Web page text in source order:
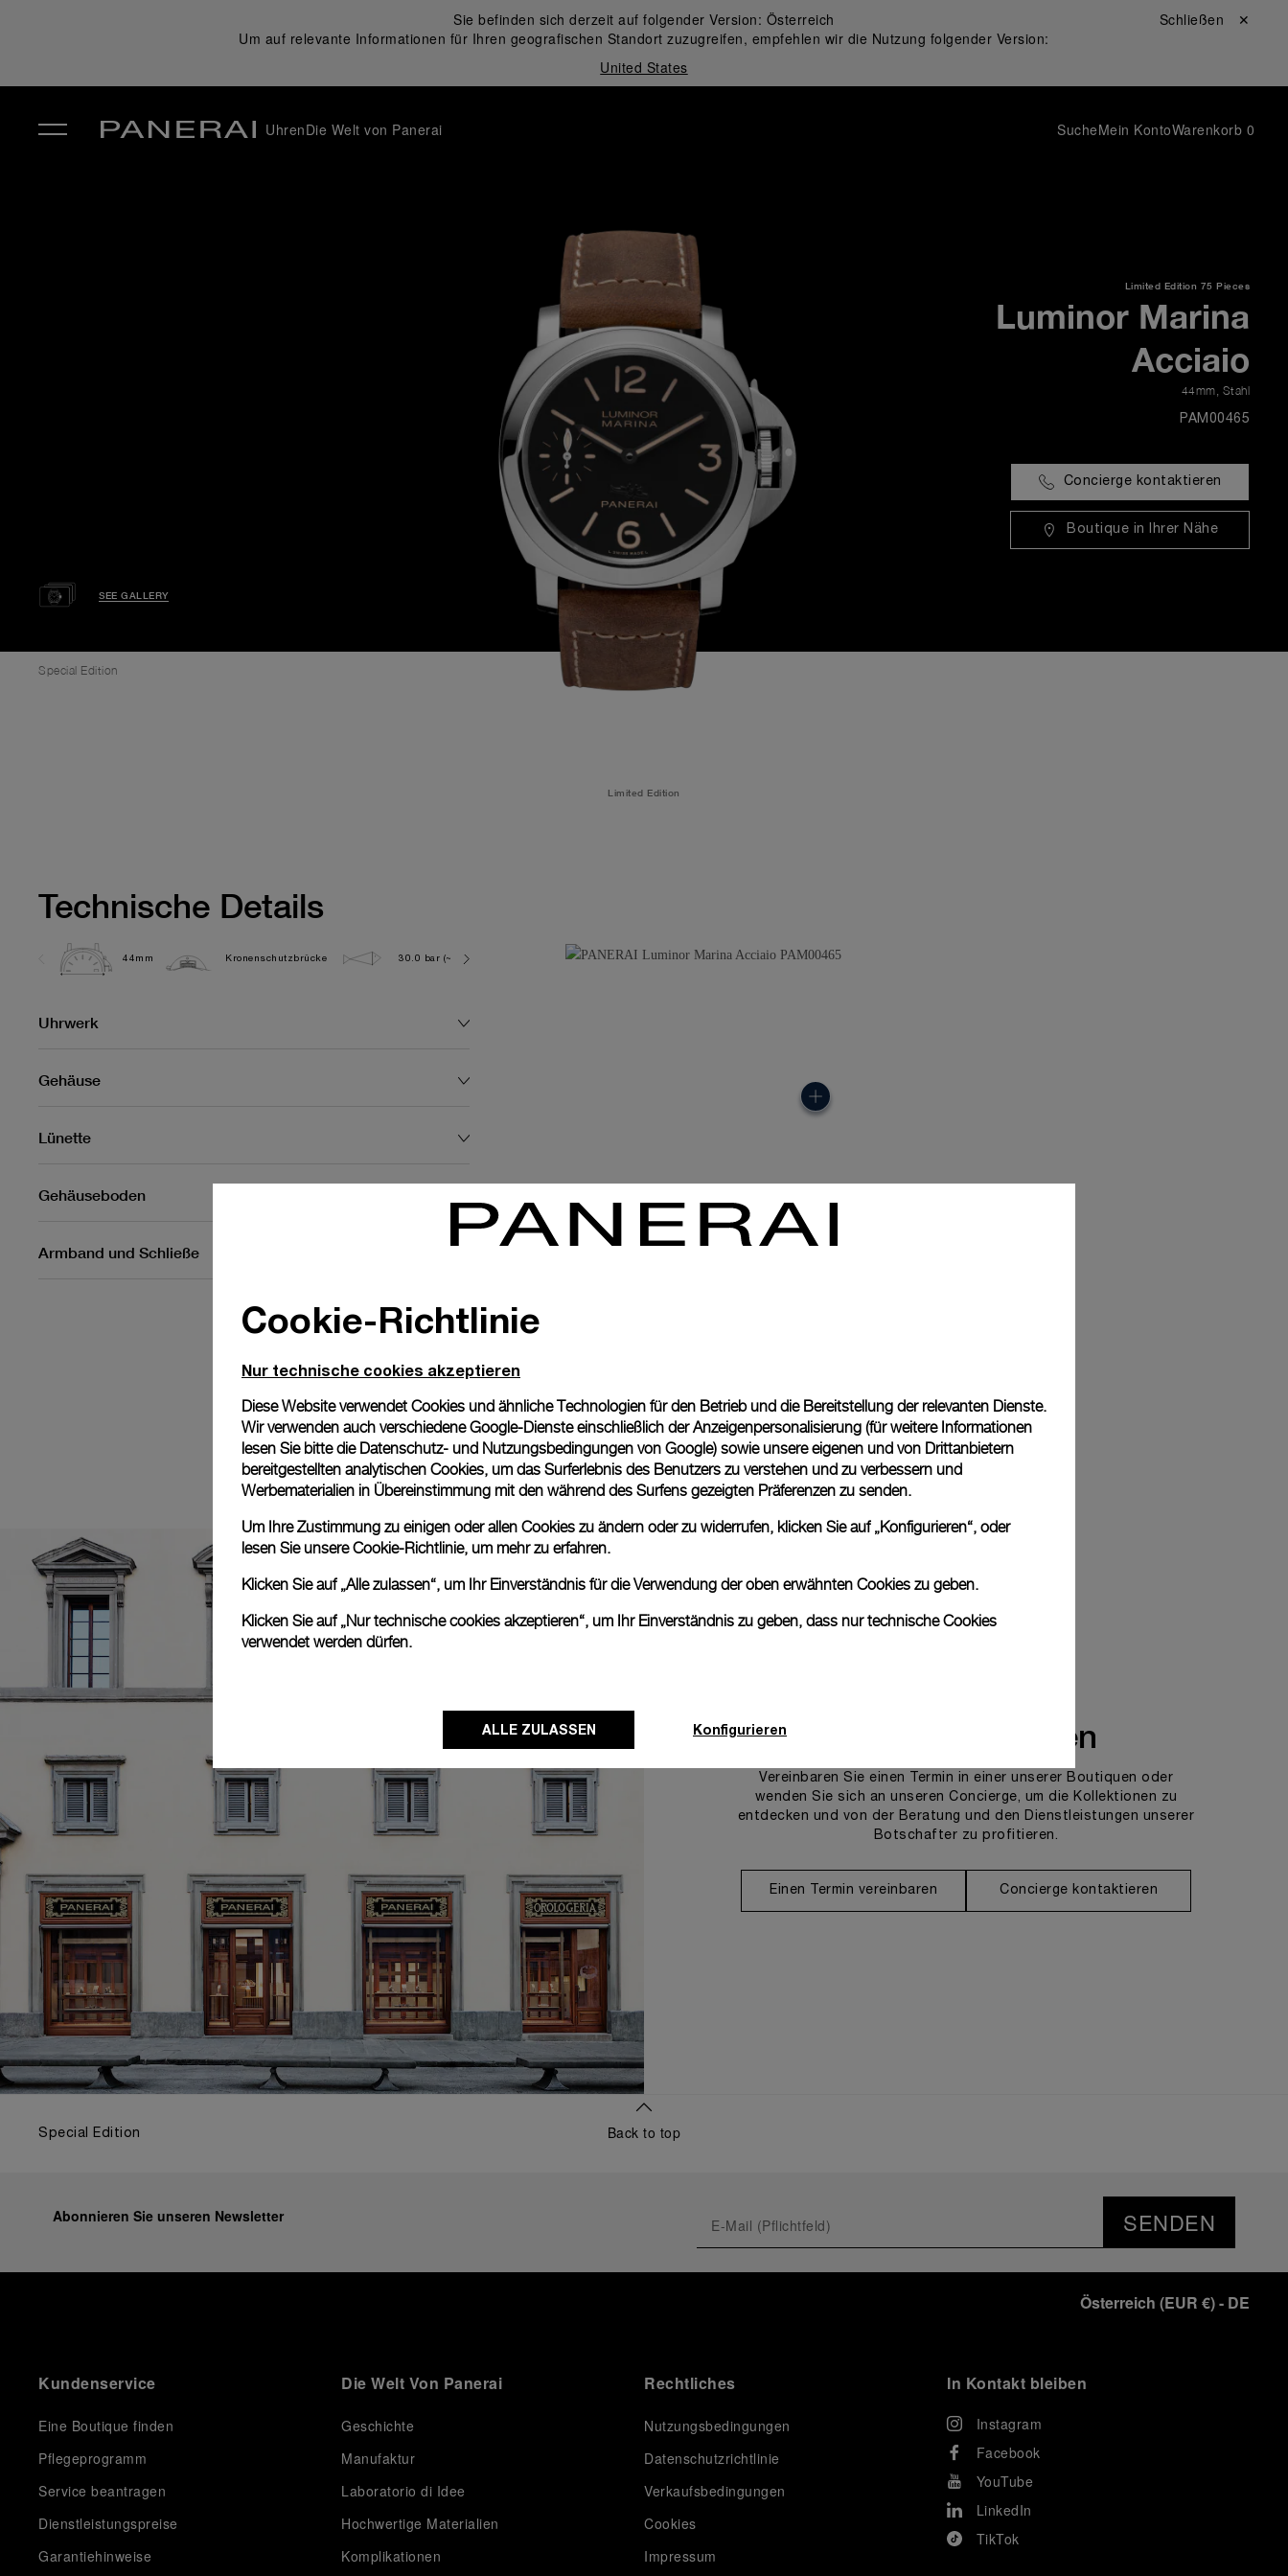
Sie befinden sich derzeit auf folgender Version: Österreich
Um auf relevante Informationen für Ihren geografischen Standort zuzugreifen, empfehlen wir die Nutzung folgender Version:
United States
Schließen ✕
UhrenDie Welt von Panerai SucheMein KontoWarenkorb 0
SEE GALLERY
Limited Edition 75 Pieces
Luminor Marina
Acciaio
44mm Stahl
PAM00465
Concierge kontaktieren
Boutique in Ihrer Nähe
Special Edition
Limited Edition
Technische Details
44mm Kronenschutzbrücke 30.0 bar (~300.0 metres) OP II 136.0G
Uhrwerk
Gehäuse
Lünette
Gehäuseboden
Armband und Schließe
Uns kontaktieren
Vereinbaren Sie einen Termin in einer unserer Boutiquen oder
wenden Sie sich an unseren Concierge, um die Kollektionen zu
entdecken und von der Beratung und den Dienstleistungen unserer
Botschafter zu profitieren.
Einen Termin vereinbaren Concierge kontaktieren
Special Edition Back to top
Abonnieren Sie unseren Newsletter SENDEN
Österreich (EUR €)- DE
Kundenservice
Eine Boutique finden
Pflegeprogramm
Service beantragen
Dienstleistungspreise
Garantiehinweise
Die Welt Von Panerai
Geschichte
Manufaktur
Laboratorio di Idee
Hochwertige Materialien
Komplikationen
Rechtliches
Nutzungsbedingungen
Datenschutzrichtlinie
Verkaufsbedingungen
Cookies
Impressum
In Kontakt bleiben
Instagram
Facebook
YouTube
LinkedIn
TikTok
Cookie-Richtlinie
Nur technische cookies akzeptieren
Diese Website verwendet Cookies und ähnliche Technologien für den Betrieb und die Bereitstellung der relevanten Dienste.
Wir verwenden auch verschiedene Google-Dienste einschließlich der Anzeigenpersonalisierung (für weitere Informationen
lesen Sie bitte die Datenschutz- und Nutzungsbedingungen von Google) sowie unsere eigenen und von Drittanbietern
bereitgestellten analytischen Cookies, um das Surferlebnis des Benutzers zu verstehen und zu verbessern und
Werbematerialien in Übereinstimmung mit den während des Surfens gezeigten Präferenzen zu senden.
Um Ihre Zustimmung zu einigen oder allen Cookies zu ändern oder zu widerrufen, klicken Sie auf „Konfigurieren“, oder
lesen Sie unsereCookie-Richtlinie, um mehr zu erfahren.
Klicken Sie auf „Alle zulassen“, um Ihr Einverständnis für die Verwendung der oben erwähnten Cookies zu geben.
Klicken Sie auf „Nur technische cookies akzeptieren“, um Ihr Einverständnis zu geben, dass nur technische Cookies
verwendet werden dürfen.
ALLE ZULASSEN Konfigurieren